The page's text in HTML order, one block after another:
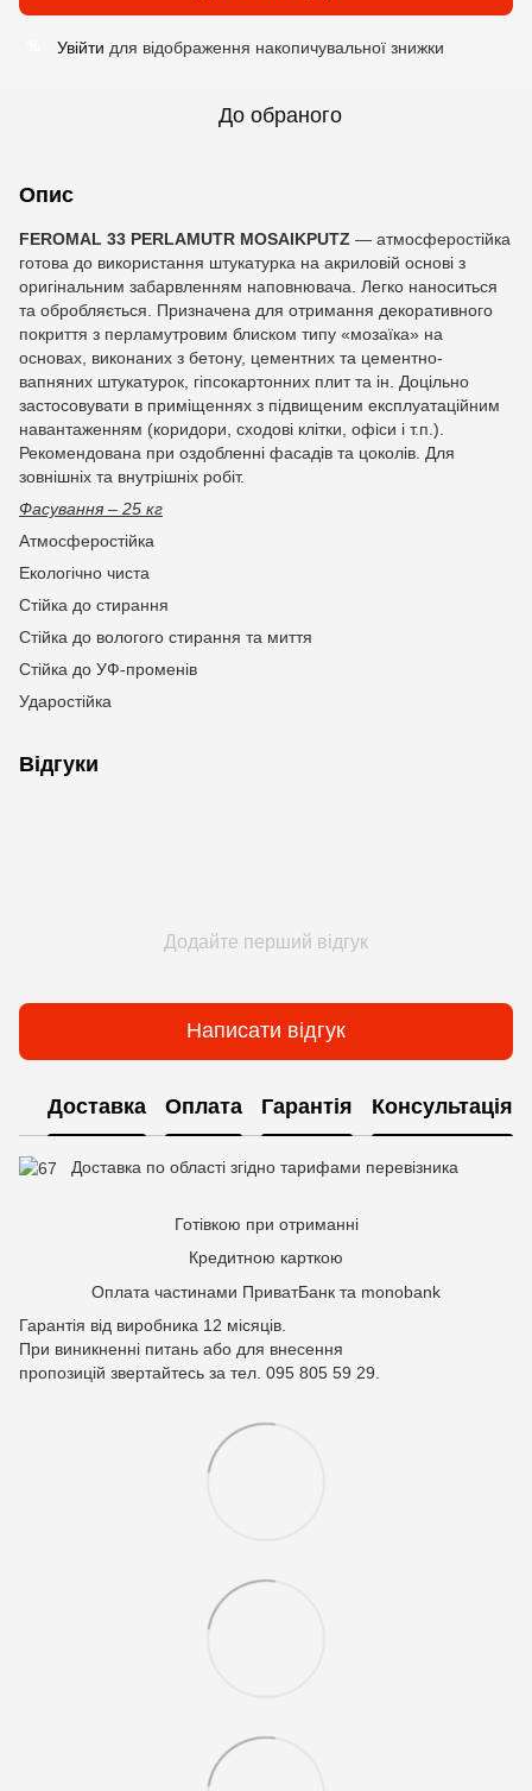
Увійти для відображення накопичувальної знижки
До обраного
Опис
FEROMAL 33 PERLAMUTR MOSAIKPUTZ — атмосферостійка
готова до використання штукатурка на акриловій основі з
оригінальним забарвленням наповнювача. Легко наноситься
та обробляється. Призначена для отримання декоративного
покриття з перламутровим блиском типу «мозаїка» на
основах, виконаних з бетону, цементних та цементно-
вапняних штукатурок, гіпсокартонних плит та ін. Доцільно
застосовувати в приміщеннях з підвищеним експлуатаційним
навантаженням (коридори, сходові клітки, офіси і т.п.).
Рекомендована при оздобленні фасадів та цоколів. Для
зовнішніх та внутрішніх робіт.
Фасування – 25 кг
Атмосферостійка
Екологічно чиста
Стійка до стирання
Стійка до вологого стирання та миття
Стійка до УФ-променів
Ударостійка
Відгуки
Додайте перший відгук
Написати відгук
Доставка Оплата Гарантія Консультація
Доставка по області згідно тарифами перевізника
Готівкою при отриманні
Кредитною карткою
Оплата частинами ПриватБанк та monobank
Гарантія від виробника 12 місяців.
При виникненні питань або для внесення
пропозицій звертайтесь за тел. 095 805 59 29.